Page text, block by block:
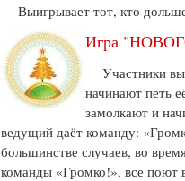
Выигрывает тот, кто
Игра
Участники
начинают петь
замолкают и
ведущий даёт команду:
большинстве случаев, во
команды «Громко!», все поют